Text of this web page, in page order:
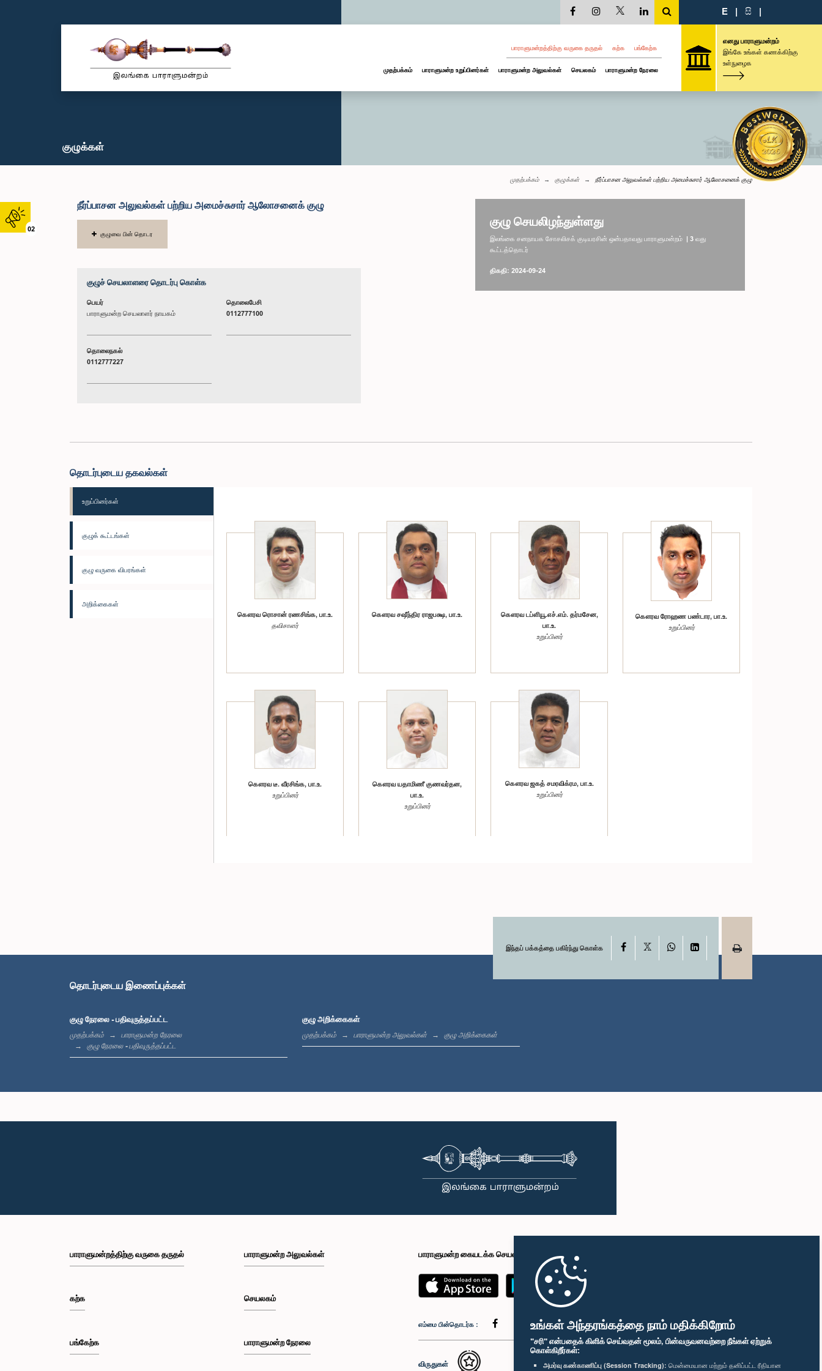
உங்கள் அந்தரங்கத்தை நாம் மதிக்கிறோம்
"சரி" என்பதைக் கிளிக் செய்வதன் மூலம், பின்வருவனவற்றை நீங்கள் ஏற்றுக்
கொள்கிறீர்கள்:
அமர்வு கண்காணிப்பு (Session Tracking): மென்மையான மற்றும் தனிப்பட்ட ரீதியான
02
E | සි |
பாராளுமன்றத்திற்கு வருகை தருதல் கற்க பங்கேற்க
முதற்பக்கம் பாராளுமன்ற உறுப்பினர்கள் பாராளுமன்ற அலுவல்கள் செயலகம் பாராளுமன்ற நேரலை
எனது பாராளுமன்றம்
இங்கே உங்கள் கணக்கிற்கு
உள்நுழைக
குழுக்கள்
முதற்பக்கம் குழுக்கள் நீர்ப்பாசன அலுவல்கள் பற்றிய அமைச்சுசார் ஆலோசனைக் குழு
நீர்ப்பாசன அலுவல்கள் பற்றிய அமைச்சுசார் ஆலோசனைக் குழு
குழுவை பின் தொடர
குழுச் செயலாளரை தொடர்பு கொள்க
பெயர்
பாராளுமன்ற செயலாளர் நாயகம்
தொலைபேசி
0112777100
தொலைநகல்
0112777227
குழு செயலிழந்துள்ளது
இலங்கை சனநாயக சோசலிசக் குடியரசின் ஒன்பதாவது பாராளுமன்றம் | 3 வது
கூட்டத்தொடர்
திகதி: 2024-09-24
தொடர்புடைய தகவல்கள்
உறுப்பினர்கள்
குழுக் கூட்டங்கள்
குழு வருகை விபரங்கள்
அறிக்கைகள்
கௌரவ ரொசான் ரணசிங்க, பா.உ.
தவிசாளர்
கௌரவ சஷீந்திர ராஜபக்ஷ, பா.உ.
கௌரவ டப்ளியூ.எச்.எம். தர்மசேன,
பா.உ.
உறுப்பினர்
கௌரவ ரோஹண பண்டார, பா.உ.
உறுப்பினர்
கௌரவ டீ. வீரசிங்க, பா.உ.
உறுப்பினர்
கௌரவ யதாமிணீ குணவர்தன,
பா.உ.
உறுப்பினர்
கௌரவ ஜகத் சமரவிக்ரம, பா.உ.
உறுப்பினர்
இந்தப் பக்கத்தை பகிர்ந்து கொள்க Facebook WhatsAppLinkedIn
தொடர்புடைய இணைப்புக்கள்
குழு நேரலை - பதிவுருத்தப்பட்ட
முதற்பக்கம்
பாராளுமன்ற நேரலை
குழு நேரலை - பதிவுருத்தப்பட்ட
குழு அறிக்கைகள்
முதற்பக்கம் பாராளுமன்ற அலுவல்கள் குழு அறிக்கைகள்
பாராளுமன்றத்திற்கு வருகை தருதல்
கற்க
பங்கேற்க
பாராளுமன்ற அலுவல்கள்
செயலகம்
பாராளுமன்ற நேரலை
பாராளுமன்ற கையடக்க செயலி
எம்மை பின்தொடர்க :
விருதுகள்